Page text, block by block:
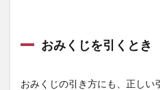
おみくじを引くとき
おみくじの引き方にも、正しい